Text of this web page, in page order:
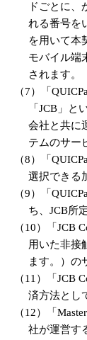
ドごとに、
れる番号を
を用いて本
モバイル端
されます。
（7）「
「JCB」と
会社と共に
テムのサー
（8）「
選択できる
（9）「
ち、JCB所
（10）「JCB
用いた非接
ます。）の
（11）「JCB
済方法とし
（12）「
社が運営す